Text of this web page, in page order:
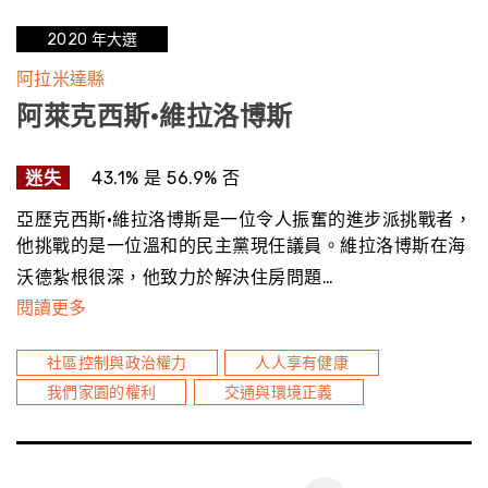
2020 年大選
阿拉米達縣
阿萊克西斯·維拉洛博斯
迷失 43.1% 是 56.9% 否
亞歷克西斯·維拉洛博斯是一位令人振奮的進步派挑戰者，
他挑戰的是一位溫和的民主黨現任議員。維拉洛博斯在海
沃德紮根很深，他致力於解決住房問題…
閱讀更多
社區控制與政治權力
人人享有健康
我們家園的權利
交通與環境正義